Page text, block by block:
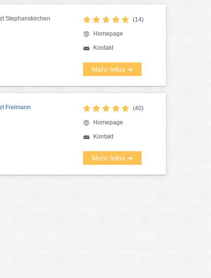
Stephanskirchen (14)
Homepage
Kontakt
Mehr Infos ➜
Freimann (40)
Homepage
Kontakt
Mehr Infos ➜